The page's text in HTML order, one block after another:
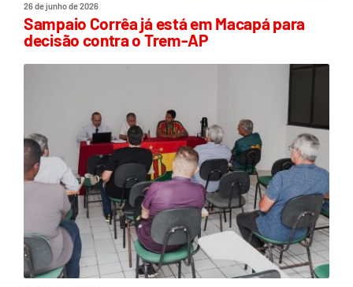
26 de junho de 2026
Sampaio Corrêa já está em Macapá para
decisão contra o Trem-AP